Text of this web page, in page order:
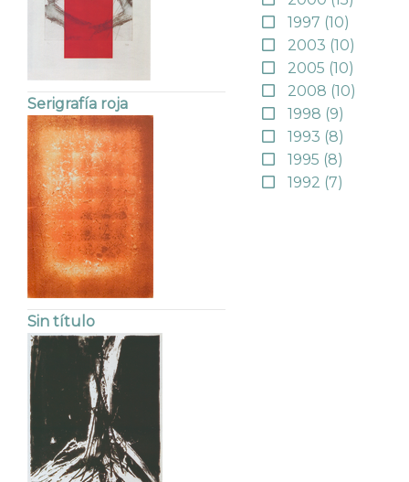
Serigrafía roja
Sin título
1997 (10)
2003 (10)
2005 (10)
2008 (10)
1998 (9)
1993 (8)
1995 (8)
1992 (7)